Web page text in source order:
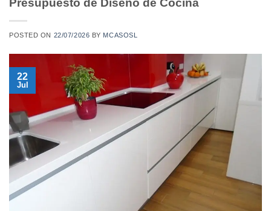
Presupuesto de Diseño de Cocina
POSTED ON 22/07/2026 BY MCASOSL
22
Jul